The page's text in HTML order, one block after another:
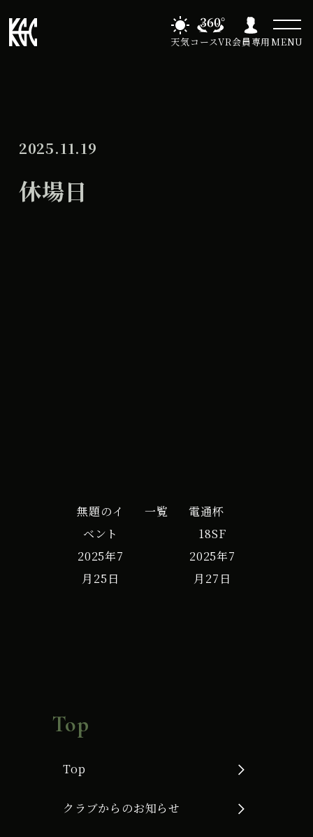
天気コースVR会員専用MENU
2025.11.19
休場日
無題のイ
ベント
2025年7
月25日
一覧
電通杯
18SF
2025年7
月27日
Top
Top
クラブからのお知らせ